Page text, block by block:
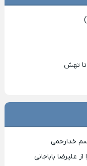
تا تهش
خدارحمی
علیرضا باباجانی